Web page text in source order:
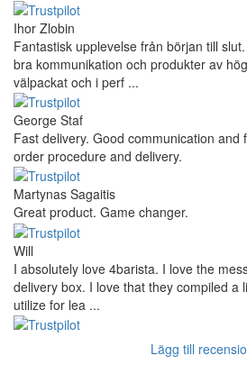
Ihor Zlobin
Fantastisk upplevelse från början till
bra kommunikation och produkter av
välpackat och i perf ...
George Staf
Fast delivery. Good communication
order procedure and delivery.
Martynas Sagaitis
Great product. Game changer.
Will
I absolutely love 4barista. I love the
delivery box. I love that they compiled a
utilize for lea ...
Lägg till